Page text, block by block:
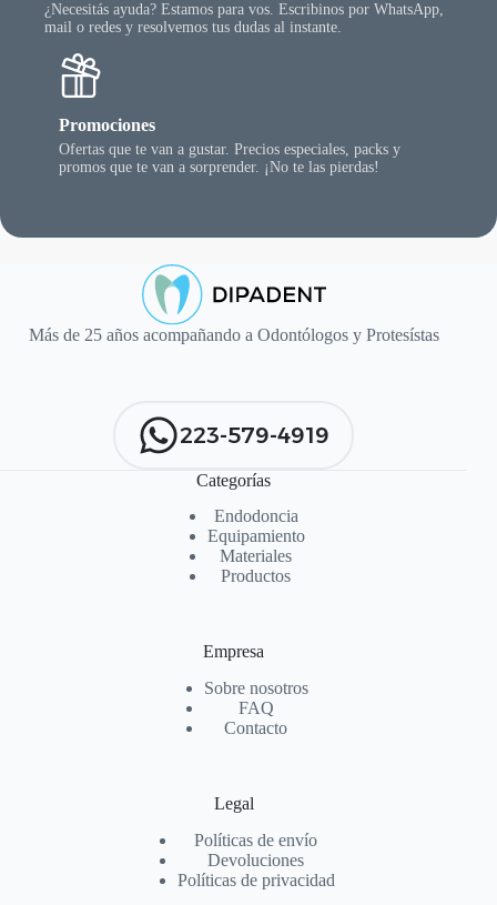
¿Necesitás ayuda? Estamos para vos. Escribinos por WhatsApp,
mail o redes y resolvemos tus dudas al instante.
Promociones
Ofertas que te van a gustar. Precios especiales, packs y
promos que te van a sorprender. ¡No te las pierdas!
Más de 25 años acompañando a Odontólogos y Protesístas
223-579-4919
Categorías
Endodoncia
Equipamiento
Materiales
Productos
Empresa
Sobre nosotros
FAQ
Contacto
Legal
Políticas de envío
Devoluciones
Políticas de privacidad